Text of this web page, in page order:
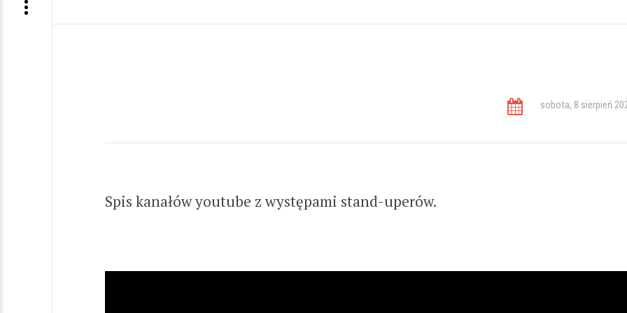
sobota, 8 sierpień
Spis kanałów youtube z występami stand-uperów.